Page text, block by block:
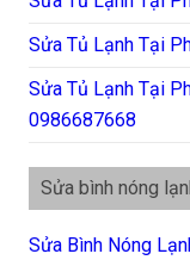
Sửa Tủ Lạnh Tại
Sửa Tủ Lạnh Tại
0986687668
Sửa bình nóng
Sửa Bình Nóng